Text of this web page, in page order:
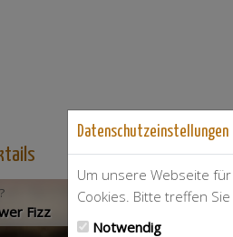
Fizz
Datenschutzeinstellungen
Um unsere Webseite
Cookies. Bitte treffen
Notwendig